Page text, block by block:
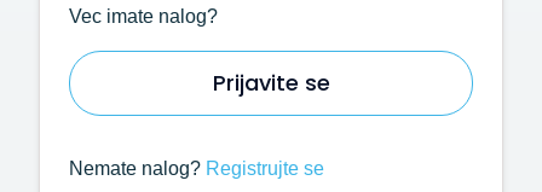
Vec imate nalog?
Prijavite se
Nemate nalog? Registrujte se